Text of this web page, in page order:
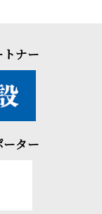
ナー
ター